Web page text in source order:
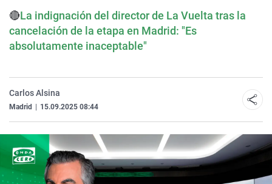
🔴La indignación del director de La Vuelta tras la
cancelación de la etapa en Madrid: "Es
absolutamente inaceptable"
Carlos Alsina
Madrid 15.09.2025 08:44